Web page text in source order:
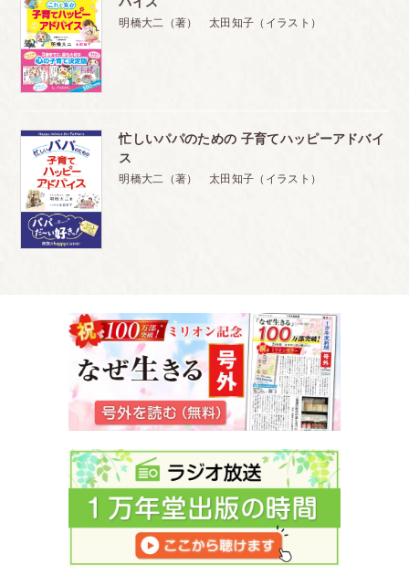
～好き嫌い、小食、どうしたらいい？
・子どもの食べ方の個性
(1)小食の子
りほめる
(2)好き嫌いが多い
── 成長するにつれて、好みも変わっていきます
(3)食べすぎ
コラム「10歳まではしっかり甘えさせる」
～そのとおりに育てたら、甘えてばかりだった娘も
飛び立つように自立していきました
８ 子どもの自立心を育てるには、
「甘えを受け止めること」と、
「ほめること」が大切です
・叱らない努力より、積極的にほめる努力を
・ほめられると、だれでもやる気が出ます
・集団をまとめるときに大切なこと
明橋大二（著） 太田知子（イラスト）
忙しいパパのための 子育てハッピーアドバイ
ス
明橋大二（著） 太田知子（イラスト）